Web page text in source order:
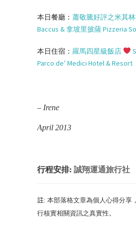
本日餐廳： 蕭敬騰好評之米其
Baccus &拿坡里披薩Pizzeria
本日住宿： 羅馬四星級飯店
Parco de’ Medici Hotel & Resort
– Irene
April 2013
行程安排: 誠翔運通旅行社
註: 本部落格文章為個人心得分享 ，
行核實相關資訊之真實性 。